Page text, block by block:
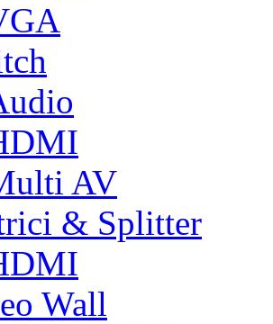
AV
& Splitter
Wall